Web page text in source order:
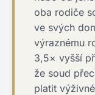
oba rodiče
ve svých
výraznému
3,5× vyšší
že soud
platit